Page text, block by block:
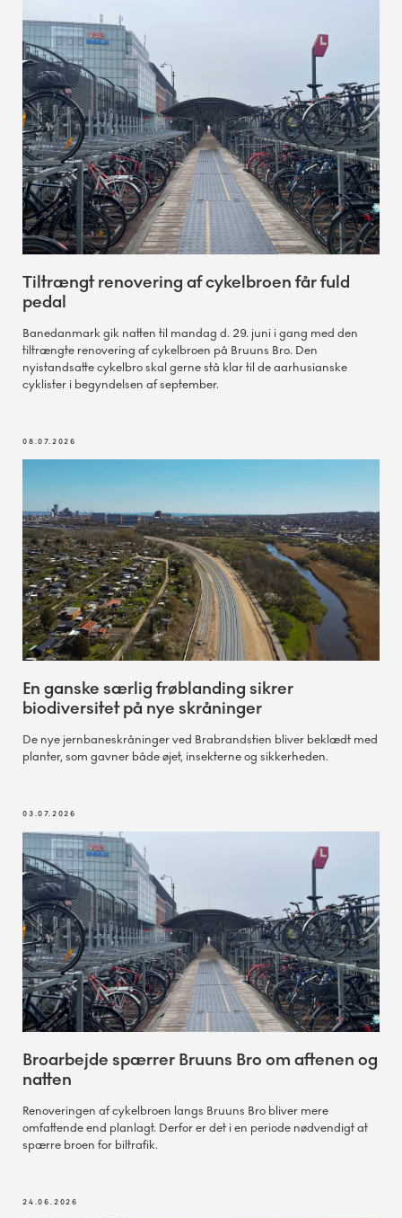
Tiltrængt renovering af cykelbroen får fuld
pedal
Banedanmark gik natten til mandag d. 29. juni i gang med den
tiltrængte renovering af cykelbroen på Bruuns Bro. Den
nyistandsatte cykelbro skal gerne stå klar til de aarhusianske
cyklister i begyndelsen af september.
08.07.2026
En ganske særlig frøblanding sikrer
biodiversitet på nye skråninger
De nye jernbaneskråninger ved Brabrandstien bliver beklædt med
planter, som gavner både øjet, insekterne og sikkerheden.
03.07.2026
Broarbejde spærrer Bruuns Bro om aftenen og
natten
Renoveringen af cykelbroen langs Bruuns Bro bliver mere
omfattende end planlagt. Derfor er det i en periode nødvendigt at
spærre broen for biltrafik.
24.06.2026